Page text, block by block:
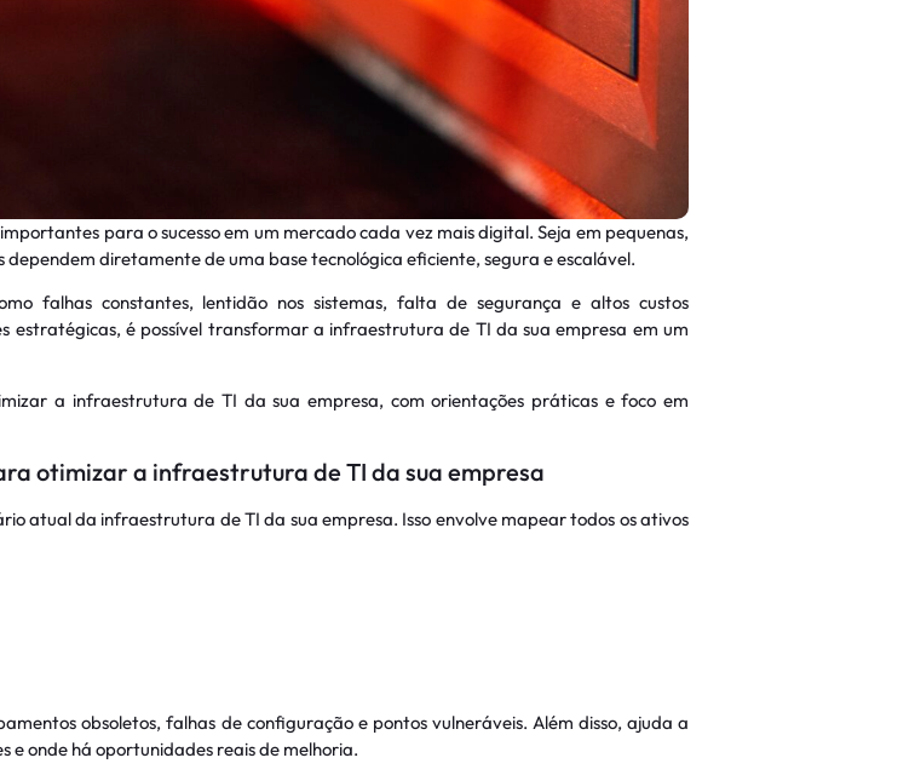
para o sucesso em um mercado cada vez mais digital. Seja em pequenas,
dependem diretamente de uma base tecnológica eficiente, segura e escalável.
falhas constantes, lentidão nos sistemas, falta de segurança e altos custos
estratégicas, é possível transformar a infraestrutura de TI da sua empresa em um
a infraestrutura de TI da sua empresa, com orientações práticas e foco em
otimizar a infraestrutura de TI da sua empresa
atual da infraestrutura de TI da sua empresa. Isso envolve mapear todos os ativos
obsoletos, falhas de configuração e pontos vulneráveis. Além disso, ajuda a
e onde há oportunidades reais de melhoria.